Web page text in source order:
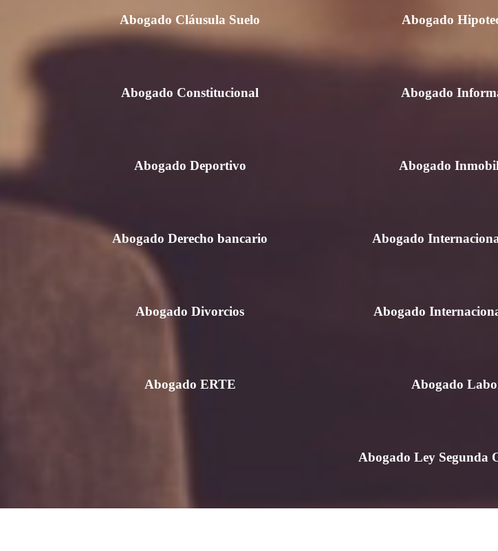
Abogado Cláusula Suelo
Abogado Constitucional
Abogado Deportivo
Abogado Derecho bancario
Abogado Divorcios
Abogado ERTE
Abogado
Abogado
Abogado
Abogado
Abogado
Abogado
Abogado Ley Segunda